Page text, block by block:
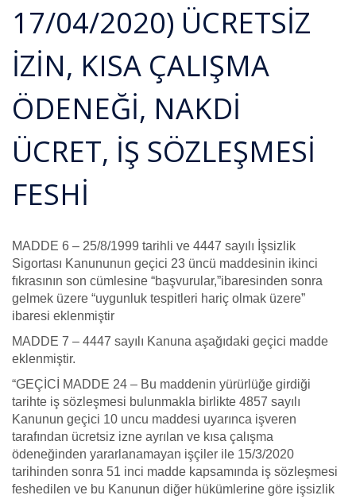
17/04/2020) ÜCRETSİZ
İZİN, KISA ÇALIŞMA
ÖDENEĞİ, NAKDİ
ÜCRET, İŞ SÖZLEŞMESİ
FESHİ
MADDE 6 – 25/8/1999 tarihli ve 4447 sayılı İşsizlik
Sigortası Kanununun geçici 23 üncü maddesinin ikinci
fıkrasının son cümlesine “başvurular,”ibaresinden sonra
gelmek üzere “uygunluk tespitleri hariç olmak üzere”
ibaresi eklenmiştir
MADDE 7 – 4447 sayılı Kanuna aşağıdaki geçici madde
eklenmiştir.
“GEÇİCİ MADDE 24 – Bu maddenin yürürlüğe girdiği
tarihte iş sözleşmesi bulunmakla birlikte 4857 sayılı
Kanunun geçici 10 uncu maddesi uyarınca işveren
tarafından ücretsiz izne ayrılan ve kısa çalışma
ödeneğinden yararlanamayan işçiler ile 15/3/2020
tarihinden sonra 51 inci madde kapsamında iş sözleşmesi
feshedilen ve bu Kanunun diğer hükümlerine göre işsizlik